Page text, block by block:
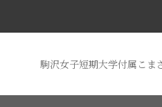
駒沢女子短期大学付属こま